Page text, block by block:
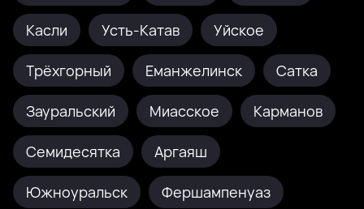
Касли Усть-Катав Уйское
Трёхгорный Еманжелинск Сатка
Зауральский Миасское Карманов
Семидесятка Аргаяш
Южноуральск Фершампенуаз